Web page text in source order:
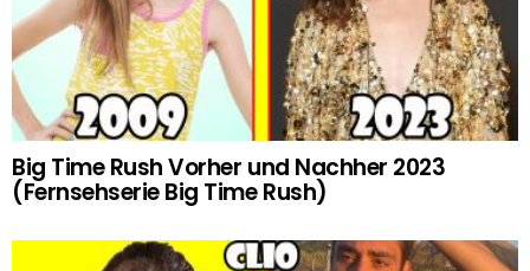
Big Time Rush Vorher und Nachher 2023
(Fernsehserie Big Time Rush)